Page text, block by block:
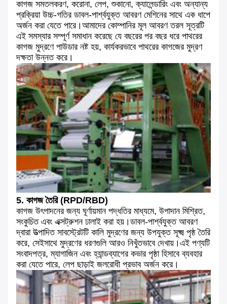
কাগজ সমতলকরণ, করোনা, লেপ, শুকানো, ক্যালেন্ডারিং এবং অন্যান্য
প্রক্রিয়া উচ্চ-গতির ডাবল-পার্শ্বযুক্ত আবরণ মেশিনের সাথে এক ধাপে
অর্জন করা যেতে পারে।আমাদের কোম্পানির মূল আবরণ তরল সূত্রটি
এই সমস্যার সম্পূর্ণ সমাধান করেছে যে বছরের পর বছর ধরে পাথরের
কাগজ মুদ্রণে পাউডার নষ্ট হয়, কার্যকরভাবে পাথরের কাগজের মুদ্রণ
দক্ষতা উন্নত করে।
5. কাগজ তৈরি (RPD/RBD)
কাগজ উৎপাদনের জন্য ঘূর্ণায়মান পদ্ধতির মাধ্যমে, উপাদান মিশ্রিত,
সংকুচিত এবং এক্সট্রুশন ঢালাই করা হয়।ডাবল-পার্শ্বযুক্ত আবরণ
দ্বারা উত্পাদিত সাবস্ট্রেটটি কালি মুদ্রণের জন্য উপযুক্ত সূক্ষ্ম পৃষ্ঠ তৈরি
করে, সেইসাথে মুদ্রণের ধরণগুলি আরও নিখুঁতভাবে দেখায়।এই পণ্যটি
সংবাদপত্র, ম্যাগাজিন এবং হ্যান্ডব্যাগের কভার পৃষ্ঠা হিসাবে ব্যবহার
করা যেতে পারে, লেপ ছাড়াই জলরোধী প্রভাব অর্জন করে।